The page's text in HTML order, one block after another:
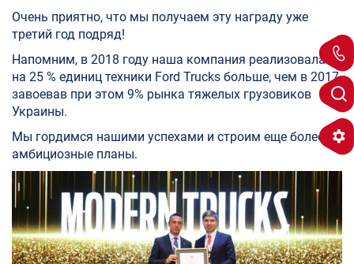
Очень приятно, что мы получаем эту награду уже
третий год подряд!
Напомним, в 2018 году наша компания реализовала
на 25 % единиц техники Ford Trucks больше, чем в 2017,
завоевав при этом 9% рынка тяжелых грузовиков
Украины.
Мы гордимся нашими успехами и строим еще более
амбициозные планы.